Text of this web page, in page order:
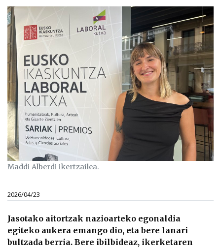
Maddi Alberdi ikertzailea.
2026/04/23
Jasotako aitortzak nazioarteko egonaldia
egiteko aukera emango dio, eta bere lanari
bultzada berria. Bere ibilbideaz, ikerketaren